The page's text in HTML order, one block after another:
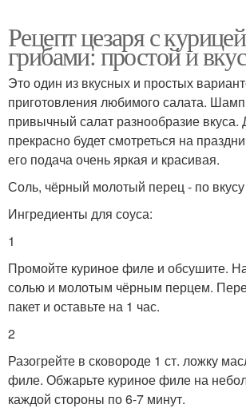
Рецепт цезаря с
грибами: простой и
Это один из вкусных и простых
приготовления любимого салата.
привычный салат разнообразие
прекрасно будет смотреться на
его подача очень яркая и красивая.
Соль, чёрный молотый перец - по вкусу
Ингредиенты для соуса:
1
Промойте куриное филе и обсушите.
солью и молотым чёрным перцем.
пакет и оставьте на 1 час.
2
Разогрейте в сковороде 1 ст. ложку
филе. Обжарьте куриное филе на
каждой стороны по 6-7 минут.